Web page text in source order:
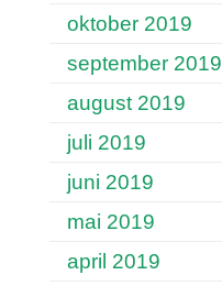
oktober 2019
september 2019
august 2019
juli 2019
juni 2019
mai 2019
april 2019